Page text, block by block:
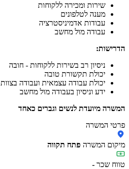
שירות ומכירה ללקוחות
מענה לטלפונים
עבודות אדמיניסטרציה
עבודה מול מחשב
הדרישות:
ניסיון רב בשירות ללקוחות - חובה
יכולת תקשורת טובה
יכולת עבודה עצמאית ועבודה בצוות
ידע וניסיון בעבודה מול מחשב
המשרה מיועדת לנשים וגברים כאחד
פרטי המשרה
מיקום המשרה פתח תקווה
טווח שכר -